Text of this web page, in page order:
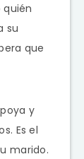
quién
su
que
y
Es el
marido.